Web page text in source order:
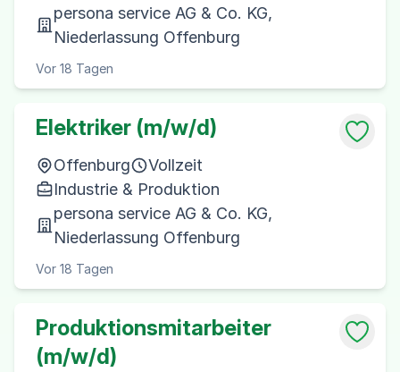
persona service AG & Co. KG,
Niederlassung Offenburg
Vor 18 Tagen
Elektriker (m/w/d)
Offenburg
Vollzeit
Industrie & Produktion
persona service AG & Co. KG,
Niederlassung Offenburg
Vor 18 Tagen
Produktionsmitarbeiter
(m/w/d)